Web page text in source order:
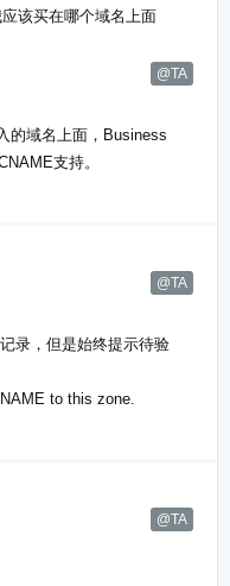
该买在哪个域名上面
@TA
的域名上面，Business
支持。
@TA
录，但是始终提示待验
to this zone.
@TA